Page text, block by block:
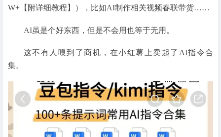
W+【附详细教程】），比如AI制作相关视频春联带货……
AI虽是个好东西，但是不会用也等于无用。
这不有人嗅到了商机，在小红薯上卖起了AI指令合
集。